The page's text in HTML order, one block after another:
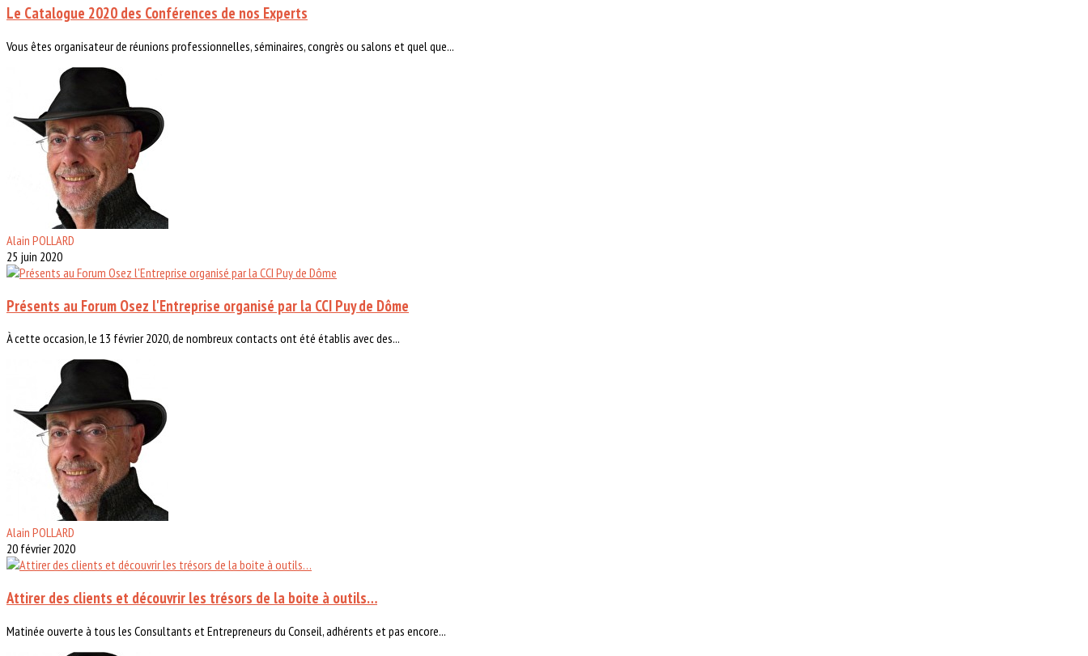
Le Catalogue 2020 des Conférences de nos Experts
Vous êtes organisateur de réunions professionnelles, séminaires, congrès ou salons et quel que...
Alain POLLARD
25 juin 2020
Présents au Forum Osez l'Entreprise organisé par la CCI Puy de Dôme
À cette occasion, le 13 février 2020, de nombreux contacts ont été établis avec des...
Alain POLLARD
20 février 2020
Attirer des clients et découvrir les trésors de la boite à outils…
Matinée ouverte à tous les Consultants et Entrepreneurs du Conseil, adhérents et pas encore...